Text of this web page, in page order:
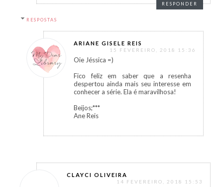
RESPONDER
RESPOSTAS
ARIANE GISELE REIS
15 FEVEREIRO, 2018 15:36
Oie Jéssica =)
Fico feliz em saber que a resenha
despertou ainda mais seu interesse em
conhecer a série. Ela é maravilhosa!
Beijos;***
Ane Reis
CLAYCI OLIVEIRA
14 FEVEREIRO, 2018 15:53